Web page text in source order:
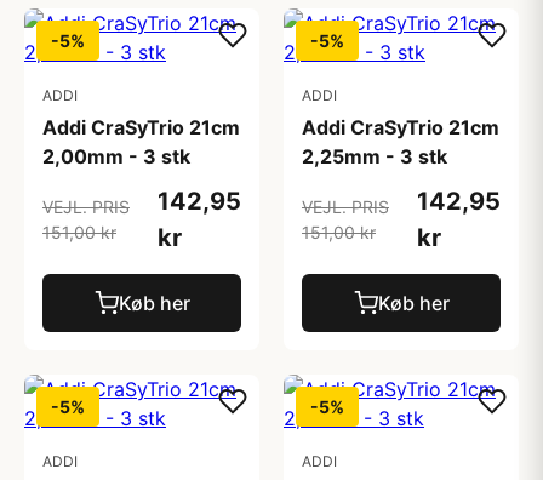
-5%
ADDI
Addi CraSyTrio 21cm
2,00mm - 3 stk
VEJL. PRIS
151,00 kr
142,95
kr
Køb her
-5%
ADDI
Addi CraSyTrio 21cm
2,25mm - 3 stk
VEJL. PRIS
151,00 kr
142,95
kr
Køb her
-5%
ADDI
-5%
ADDI